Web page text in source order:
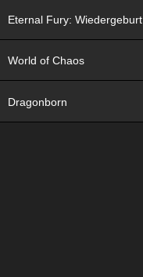
Eternal Fury: Wiedergeburt
World of Chaos
Dragonborn